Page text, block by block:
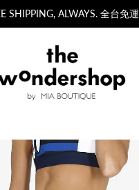
SHIPPING, ALWAYS. 全台免運